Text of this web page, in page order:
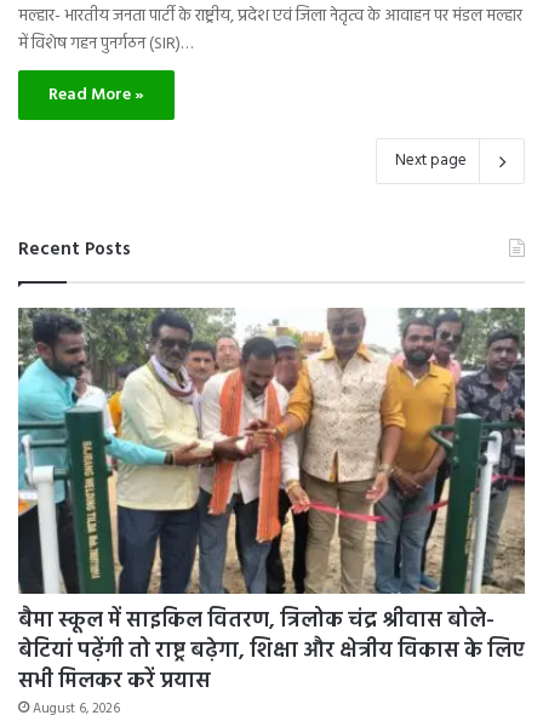
मल्हार- भारतीय जनता पार्टी के राष्ट्रीय, प्रदेश एवं जिला नेतृत्व के आवाहन पर मंडल मल्हार
में विशेष गहन पुनर्गठन (SIR)…
Read More »
Next page
Recent Posts
बैमा स्कूल में साइकिल वितरण, त्रिलोक चंद्र श्रीवास बोले-
बेटियां पढ़ेंगी तो राष्ट्र बढ़ेगा, शिक्षा और क्षेत्रीय विकास के लिए
सभी मिलकर करें प्रयास
August 6, 2026